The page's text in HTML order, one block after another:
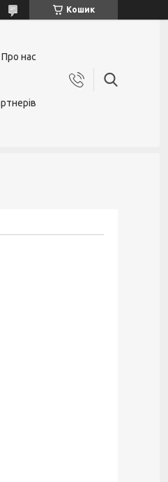
Кошик
Про нас